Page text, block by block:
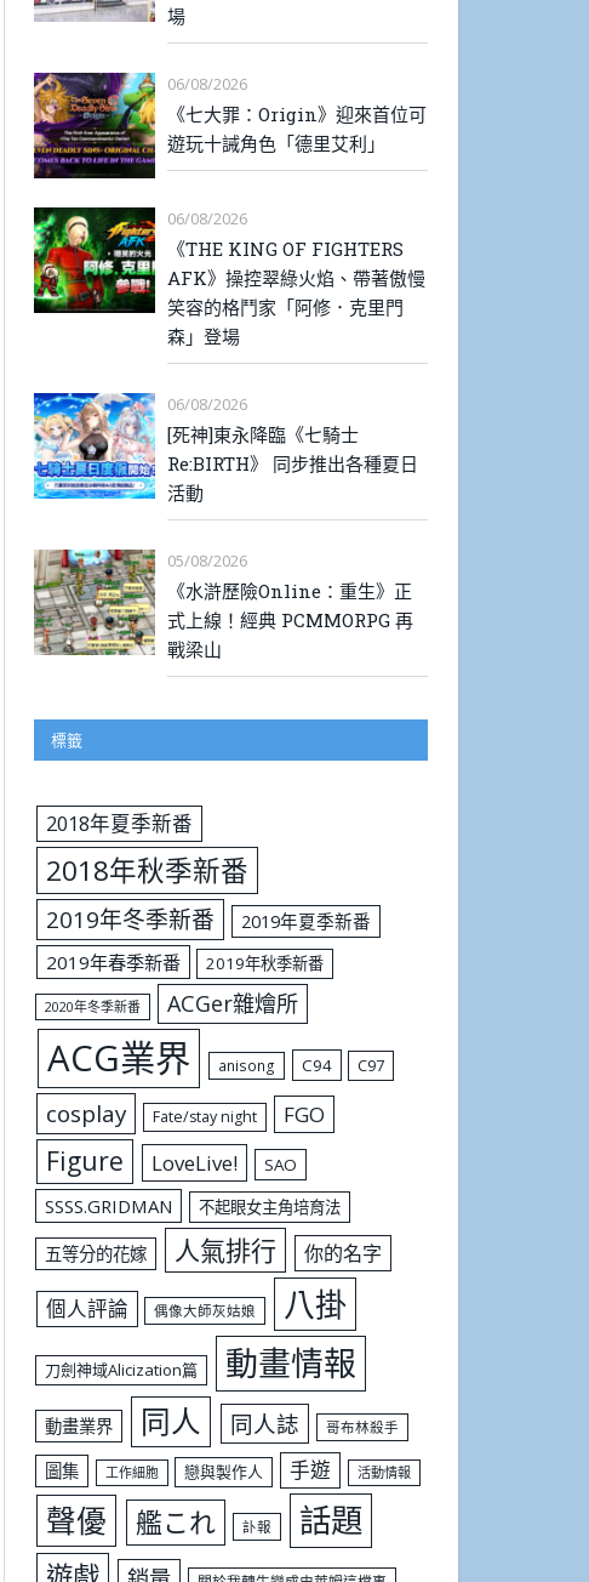
場
06/08/2026
《七大罪：Origin》迎來首位可
遊玩十誡角色「德里艾利」
06/08/2026
《THE KING OF FIGHTERS
AFK》操控翠綠火焰、帶著傲慢
笑容的格鬥家「阿修．克里門
森」登場
06/08/2026
[死神]東永降臨《七騎士
Re:BIRTH》 同步推出各種夏日
活動
05/08/2026
《水滸歷險Online：重生》正
式上線！經典 PCMMORPG 再
戰梁山
標籤
2018年夏季新番
2018年秋季新番
2019年冬季新番
2019年夏季新番
2019年春季新番
2019年秋季新番
2020年冬季新番 ACGer雜燴所
ACG業界 anisong C94 C97
cosplay Fate/stay night FGO
Figure LoveLive! SAO
SSSS.GRIDMAN 不起眼女主角培育法
五等分的花嫁 人氣排行 你的名字
個人評論 偶像大師灰姑娘 八掛
刀劍神域Alicization篇 動畫情報
動畫業界 同人 同人誌 哥布林殺手
圖集 工作細胞 戀與製作人 手遊 活動情報
聲優 艦これ 訃報 話題